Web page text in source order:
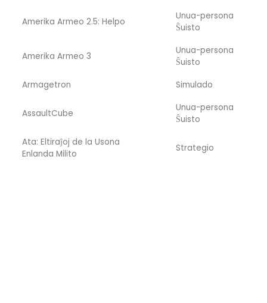
Amerika Armeo 2.5: Helpo
Unua-persona
Ŝuisto
Amerika Armeo 3
Unua-persona
Ŝuisto
Armagetron
Simulado
AssaultCube
Unua-persona
Ŝuisto
Ata: Eltiraĵoj de la Usona
Enlanda Milito
Strategio